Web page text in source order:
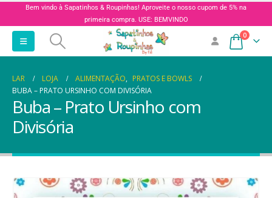
Bem vindo à Sapatinhos & Roupinhas! Aproveite o nosso cupom de 5% na
primeira compra. USE: BEMVINDO
0
LAR LOJA ALIMENTAÇÃO, PRATOS E BOWLS
BUBA – PRATO URSINHO COM DIVISÓRIA
Buba – Prato Ursinho com
Divisória